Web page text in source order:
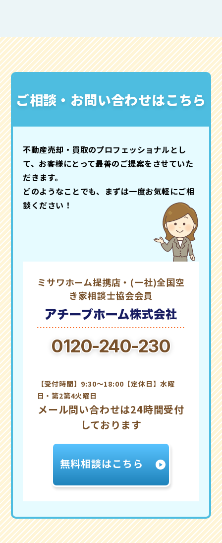
ご相談・お問い合わせはこちら
不動産売却・買取のプロフェッショナルとし
て、お客様にとって最善のご提案をさせていた
だきます。
どのようなことでも、まずは一度お気軽にご相
談ください！
ミサワホーム提携店・(一社)全国空
き家相談士協会会員
0120-240-230
【受付時間】9:30～18:00【定休日】水曜
日・第2第4火曜日
メール問い合わせは24時間受付
しております
無料相談はこちら